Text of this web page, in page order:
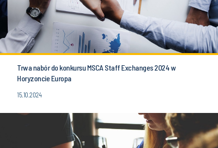
Trwa nabór do konkursu MSCA Staff Exchanges 2024 w
Horyzoncie Europa
15.10.2024